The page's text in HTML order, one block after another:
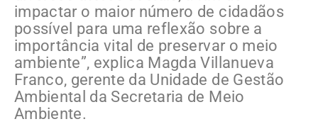
impactar o maior número de cidadãos
possível para uma reflexão sobre a
importância vital de preservar o meio
ambiente”, explica Magda Villanueva
Franco, gerente da Unidade de Gestão
Ambiental da Secretaria de Meio
Ambiente.